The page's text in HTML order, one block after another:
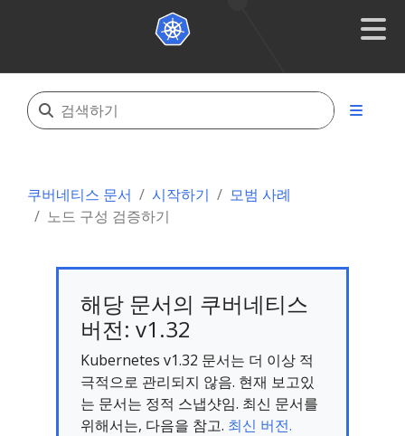
쿠버네티스 문서 시작하기
모범 사례
노드 구성 검증하기
해당 문서의 쿠버네티스
버전: v1.32
Kubernetes v1.32 문서는 더 이상 적
극적으로 관리되지 않음. 현재 보고있
는 문서는 정적 스냅샷임. 최신 문서를
위해서는, 다음을 참고. 최신 버전.